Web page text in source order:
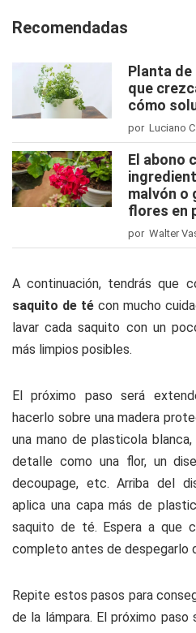
Recomendadas
Planta
que
cómo
por Luciano
El abono
malvón o
flores en
por Walter
A continuación, tendrás que
saquito de técon mucho
lavar cada saquito con un
más limpios posibles.
El próximo paso será
hacerlo sobre una madera
una mano de plasticola
detalle como una flor, un
decoupage, etc. Arriba del
aplica una capa más de
saquito de té. Espera a que
completo antes de despegarlo
Repite estos pasos para
de la lámpara. El próximo